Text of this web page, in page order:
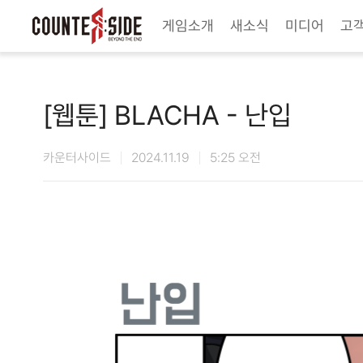
게임소개 새소식 미디어 고
TwitterYoutubeNaver Game
Steam
[웹툰] BLACHA - 난입
카운터사이드 2024.11.19 5:25 오전